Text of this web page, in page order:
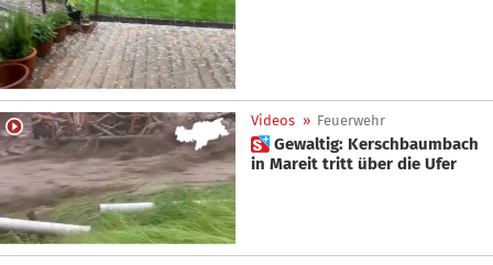
Videos » Feuerwehr
 Gewaltig: Kerschbaumbach
in Mareit tritt über die Ufer